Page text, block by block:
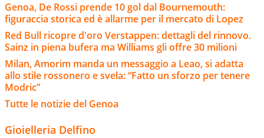
Genoa, De Rossi prende 10 gol dal Bournemouth:
figuraccia storica ed è allarme per il mercato di Lopez
Red Bull ricopre d'oro Verstappen: dettagli del rinnovo.
Sainz in piena bufera ma Williams gli offre 30 milioni
Milan, Amorim manda un messaggio a Leao, si adatta
allo stile rossonero e svela: “Fatto un sforzo per tenere
Modric”
Tutte le notizie del Genoa
Gioielleria Delfino